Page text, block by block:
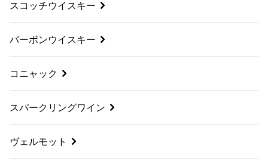
スコッチウイスキー
バーボンウイスキー
コニャック
スパークリングワイン
ヴェルモット